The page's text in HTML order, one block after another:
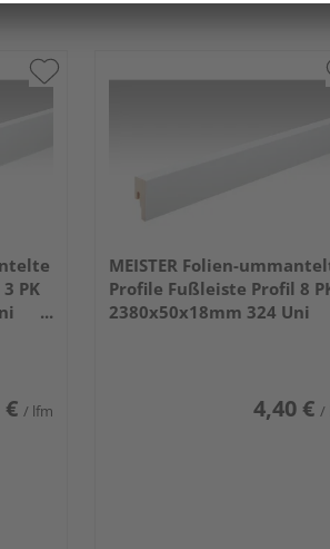
PK
€ / lfm
MEISTER Folien-
Profile Fußleiste Profil 8
2380x50x18mm 324 Uni
4,40 € /